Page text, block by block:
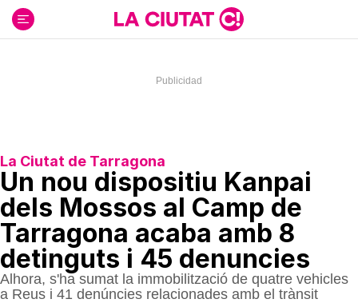
contenido
La Ciutat de Tarragona
Un nou dispositiu Kanpai
dels Mossos al Camp de
Tarragona acaba amb 8
detinguts i 45 denuncies
Alhora, s'ha sumat la immobilització de quatre vehicles
a Reus i 41 denúncies relacionades amb el trànsit